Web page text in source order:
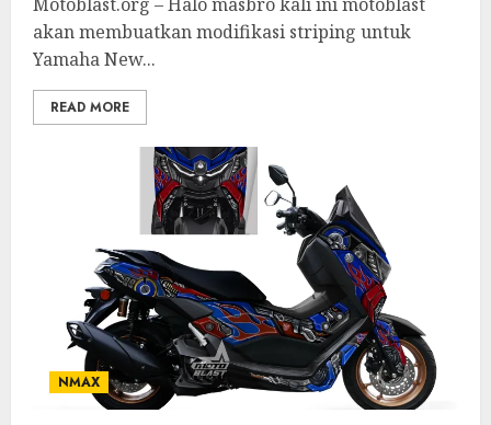
akan membuatkan modifikasi striping untuk
Yamaha New...
READ MORE
NMAX